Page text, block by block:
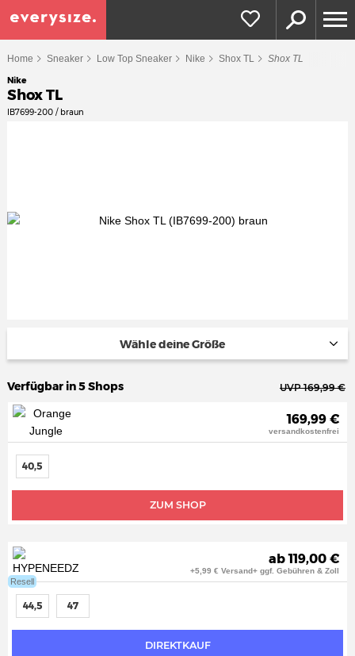
Home Sneaker Low Top Sneaker Nike Shox TL Shox TL
Nike
Shox TL
IB7699-200 / braun
Wähle deine Größe
Verfügbar in 5 Shops UVP 169,99 €
169,99 €
versandkostenfrei
ZUM SHOP
40,5
Resell
ab 119,00 €
+5,99 € Versand+ ggf. Gebühren & Zoll
DIREKTKAUF
44,5 47